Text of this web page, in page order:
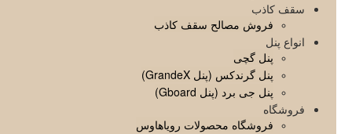
سقف کاذب
فروش مصالح سقف کاذب
انواع پنل
پنل گچی
پنل گرندکس (پنل GrandeX)
پنل جی برد (پنل Gboard)
فروشگاه
فروشگاه محصولات رویاهاوس